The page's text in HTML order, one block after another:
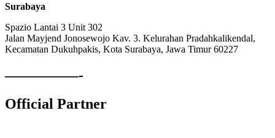
Surabaya
Spazio Lantai 3 Unit 302
Jalan Mayjend Jonosewojo Kav. 3. Kelurahan Pradahkalikendal,
Kecamatan Dukuhpakis, Kota Surabaya, Jawa Timur 60227
—————-
Official Partner